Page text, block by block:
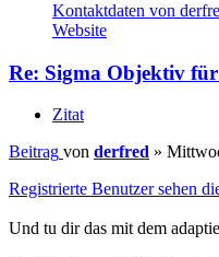
Kontaktdaten von
Website
Re: Sigma Objektiv für
Zitat
Beitrag von derfred »
Registrierte Benutzer sehen
Und tu dir das mit dem